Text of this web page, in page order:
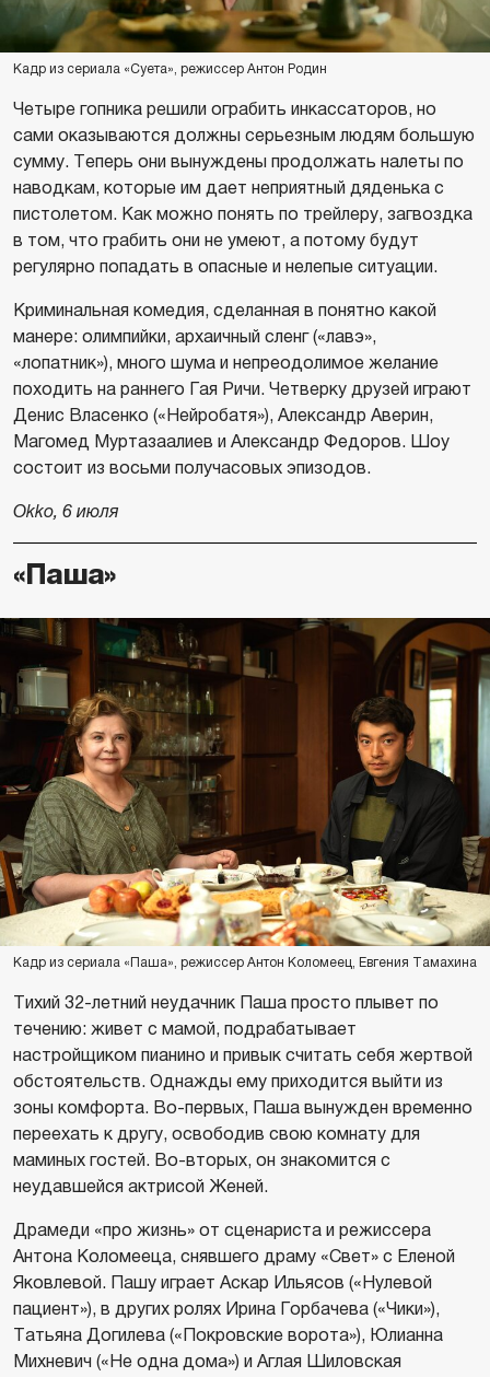
Кадр из сериала «Суета», режиссер Антон Родин
Четыре гопника решили ограбить инкассаторов, но
сами оказываются должны серьезным людям большую
сумму. Теперь они вынуждены продолжать налеты по
наводкам, которые им дает неприятный дяденька с
пистолетом. Как можно понять по трейлеру, загвоздка
в том, что грабить они не умеют, а потому будут
регулярно попадать в опасные и нелепые ситуации.
Криминальная комедия, сделанная в понятно какой
манере: олимпийки, архаичный сленг («лавэ»,
«лопатник»), много шума и непреодолимое желание
походить на раннего Гая Ричи. Четверку друзей играют
Денис Власенко («Нейробатя»), Александр Аверин,
Магомед Муртазаалиев и Александр Федоров. Шоу
состоит из восьми получасовых эпизодов.
Okko, 6 июля
«Паша»
Кадр из сериала «Паша», режиссер Антон Коломеец, Евгения Тамахина
Тихий 32-летний неудачник Паша просто плывет по
течению: живет с мамой, подрабатывает
настройщиком пианино и привык считать себя жертвой
обстоятельств. Однажды ему приходится выйти из
зоны комфорта. Во-первых, Паша вынужден временно
переехать к другу, освободив свою комнату для
маминых гостей. Во-вторых, он знакомится с
неудавшейся актрисой Женей.
Драмеди «про жизнь» от сценариста и режиссера
Антона Коломееца, снявшего драму «Свет» с Еленой
Яковлевой. Пашу играет Аскар Ильясов («Нулевой
пациент»), в других ролях Ирина Горбачева («Чики»),
Татьяна Догилева («Покровские ворота»), Юлианна
Михневич («Не одна дома») и Аглая Шиловская